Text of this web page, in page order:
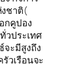
ชาติ(
กคูปอง
วประเทศ
ะมีสูงถึง
วเรือนจะ